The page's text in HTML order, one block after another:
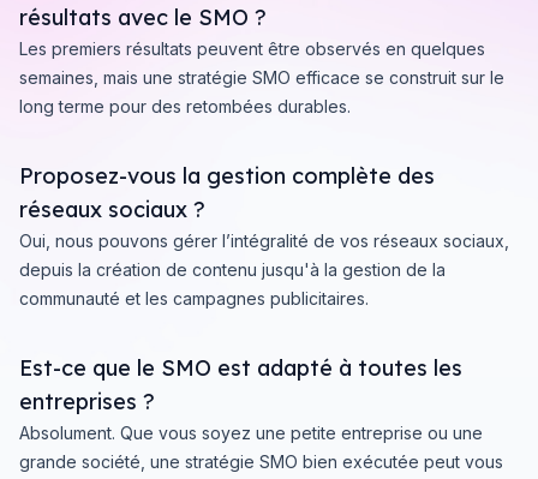
résultats avec le SMO ?
Les premiers résultats peuvent être observés en quelques
semaines, mais une stratégie SMO efficace se construit sur le
long terme pour des retombées durables.
Proposez-vous la gestion complète des
réseaux sociaux ?
Oui, nous pouvons gérer l’intégralité de vos réseaux sociaux,
depuis la création de contenu jusqu'à la gestion de la
communauté et les campagnes publicitaires.
Est-ce que le SMO est adapté à toutes les
entreprises ?
Absolument. Que vous soyez une petite entreprise ou une
grande société, une stratégie SMO bien exécutée peut vous